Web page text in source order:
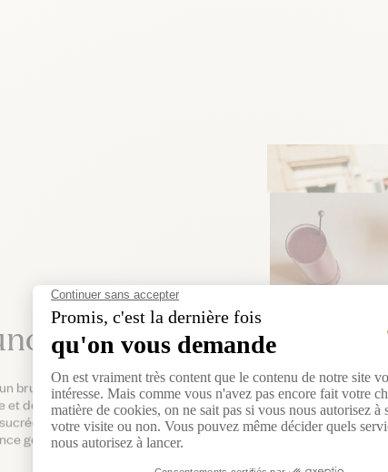
Tropez
, la Place
village. Ici, les
centenaires
ou partager un
dominical
brunch ensoleillé et convivial, entre
et douce effervescence, avec des
et salées à partager dans une
gourmande sur la Côte d’Azur.